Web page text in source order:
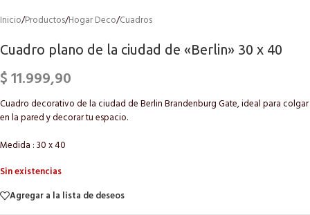
Inicio/Productos/Hogar Deco/Cuadros
Cuadro plano de la ciudad de «Berlin» 30 x 40
$11.999,90
Cuadro decorativo de la ciudad de Berlin Brandenburg Gate, ideal para colgar
en la pared y decorar tu espacio.
Medida : 30 x 40
Sin existencias
Agregar a la lista de deseos